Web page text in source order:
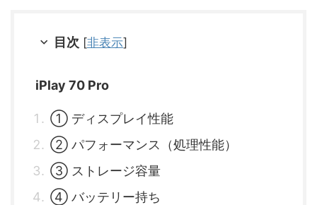
目次 [非表示]
iPlay 70 Pro
① ディスプレイ性能
② パフォーマンス（処理性能）
③ ストレージ容量
④ バッテリー持ち